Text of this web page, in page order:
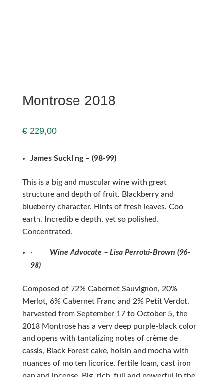
Montrose 2018
€229,00
James Suckling – (98-99)
This is a big and muscular wine with great
structure and depth of fruit. Blackberry and
blueberry character. Hints of fresh leaves. Cool
earth. Incredible depth, yet so polished.
Concentrated.
· Wine Advocate – Lisa Perrotti-Brown (96-
98)
Composed of 72% Cabernet Sauvignon, 20%
Merlot, 6% Cabernet Franc and 2% Petit Verdot,
harvested from September 17 to October 5, the
2018 Montrose has a very deep purple-black color
and opens with tantalizing notes of crème de
cassis, Black Forest cake, hoisin and mocha with
nuances of molten licorice, fertile loam, cast iron
pan and incense. Big, rich, full and powerful in the